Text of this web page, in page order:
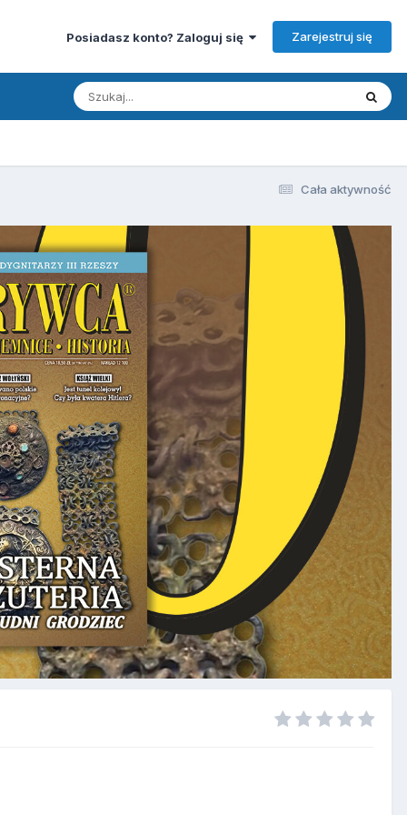
Posiadasz konto? Zaloguj się Zarejestruj się
Cała aktywność